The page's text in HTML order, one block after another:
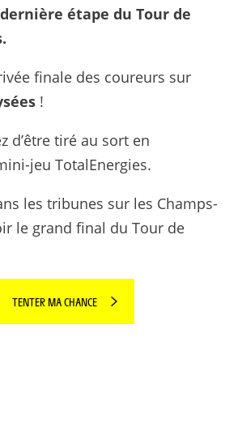
étape du Tour de
finale des coureurs sur
!
d’être tiré au sort en
jeu TotalEnergies.
les tribunes sur les Champs-
le grand final du Tour de
TENTER MA CHANCE